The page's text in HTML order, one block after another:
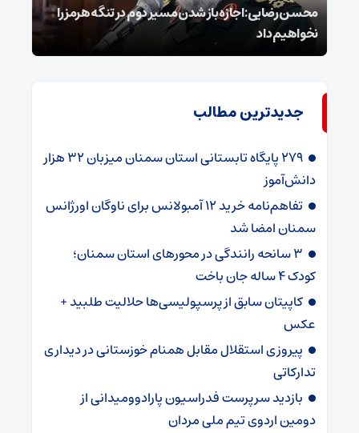
محسن رضایی: اجازه باز شدن مسیر دوم در تنگه هرمز را
نخواهیم داد
جدیدترین مطالب
۲۷۹ پایگاه تابستانی استان سمنان میزبان ۳۲ هزار
دانش‌آموز
تفاهم‌نامه خرید ۱۲ آمبولانس برای ناوگان اورژانس
سمنان امضا شد
۳ سانحه رانندگی در محورهای استان سمنان؛
کودک ۴ ساله جان باخت
کاپیتان سابق از پرسپولیسی‌ها حلالیت طلبید +
عکس
پیروزی استقلال مقابل همنام خوزستانی در دیداری
تدارکاتی
بازدید سرپرست فدراسیون پارادوومیدانی از
دومین اردوی تیم ملی مردان